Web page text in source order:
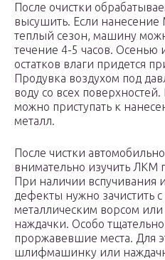
После очистки
высушить. Если нанесение
теплый сезон, машину
течение 4-5 часов. Осенью
остатков влаги придется
Продувка воздухом под
воду со всех
можно приступать к
металл.
После чистки
внимательно изучить ЛКМ
При наличии вспучивания
дефекты нужно зачистить
металлическим ворсом
наждачки. Особо
проржавевшие места. Для
шлифмашинку или